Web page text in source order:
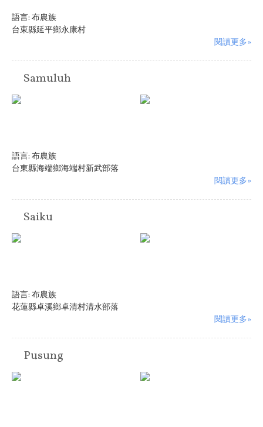
語言: 布農族
台東縣延平鄉永康村
閱讀更多»
Samuluh
語言: 布農族
台東縣海端鄉海端村新武部落
閱讀更多»
Saiku
語言: 布農族
花蓮縣卓溪鄉卓清村清水部落
閱讀更多»
Pusung